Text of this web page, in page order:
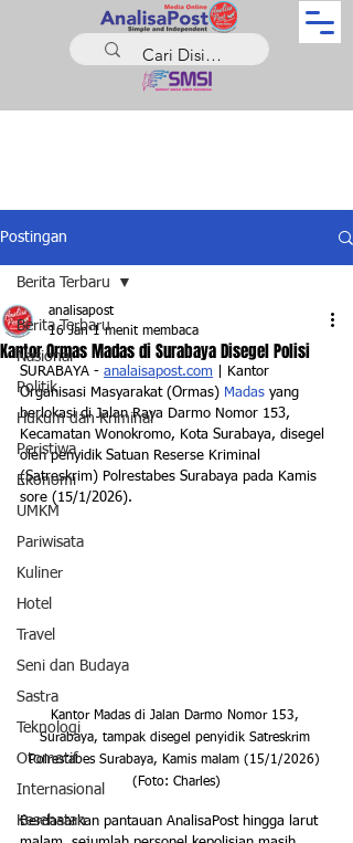
Postingan
Berita Terbaru
Nasional
Politik
Hukum dan Kriminal
Peristiwa
Ekonomi
UMKM
Pariwisata
Kuliner
Hotel
Travel
Seni dan Budaya
Sastra
Teknologi
Otomotif
Internasional
Kesehatan
Berita Terbaru
Kantor Ormas Madas di Surabaya Disegel Polisi
analisapost
16 Jan 1 menit membaca
SURABAYA - analaisapost.com | Kantor
Organisasi Masyarakat (Ormas) Madas yang
berlokasi di Jalan Raya Darmo Nomor 153,
Kecamatan Wonokromo, Kota Surabaya, disegel
oleh penyidik Satuan Reserse Kriminal
(Satreskrim) Polrestabes Surabaya pada Kamis
sore (15/1/2026).
Kantor Madas di Jalan Darmo Nomor 153,
Surabaya, tampak disegel penyidik Satreskrim
Polrestabes Surabaya, Kamis malam (15/1/2026)
(Foto: Charles)
Berdasarkan pantauan AnalisaPost hingga larut